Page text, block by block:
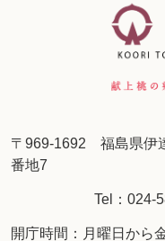
〒969-1692 福島県伊
番地7
Tel：024-
開庁時間：月曜日から